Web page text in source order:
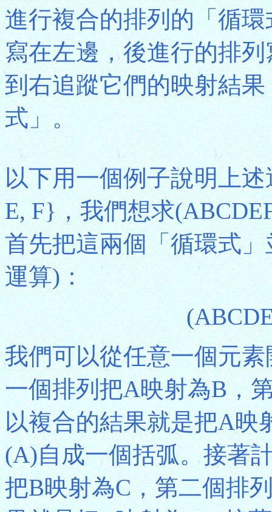
進行複合的排列的「循
寫在左邊，後進行的排
到右追蹤它們的映射結
式」。
以下用一個例子說明上
E, F}，我們想求
首先把這兩個「循環式
運算)：
我們可以從任意一個元
一個排列把A映射為B，
以複合的結果就是把A映
(A)自成一個括弧。接著
把B映射為C，第二個排